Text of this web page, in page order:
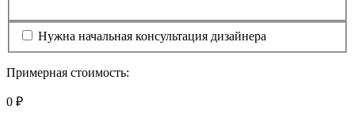
Нужна начальная консультация дизайнера
Примерная стоимость:
0 ₽